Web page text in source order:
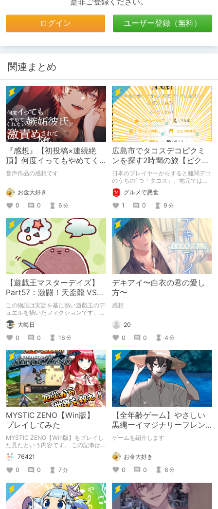
是非ご登録ください。
ログイン ユーザー登録（無料）
関連まとめ
『感想』【初投稿×連続絶
頂】何度イってもやめてく
れない嫉妬彼氏に激責めさ
音声作品の感想です
お金大好き
0
0 6 分
広島市でタコスデコピクミ
ンを探す2時間の旅【ピクミ
ンブルーム / Pikmin
Bloom】
日本のプレイヤーからすると難関デコ
のうちの1つ「タコス」。地元では見
つけられなかった男が広島で探す旅を
お送りします。ねくすと5月のテーマ
「お出かけの記録」。
グルメで悪食
1
0 9 分
【遊戯王マスターデイズ】
Part57：激闘！天盃龍 VS
千年D【架空デュエル】
この物語は実話を基に熱い遊戯王のデ
ュエルを描いたフィクションです。
（自分用メモ：2025-05-14）
大晦日
0
0 16 分
デキアイ〜白衣の君の愛し
方〜
感想
20
0
0 4 分
MYSTIC ZENO【Win版】
プレイしてみた
MYSTIC ZENO【Win版】をプレイし
た見たという内容です。 この記事は
通常のクリエイターズ記事です。
76421
0
0 7分
【全年齢ゲーム】やさしい
黒縄ーイマジナリーフレン
ドの「彼」と過ごすおぼん
ゲームを紹介します
お金大好き
0
0 6 分